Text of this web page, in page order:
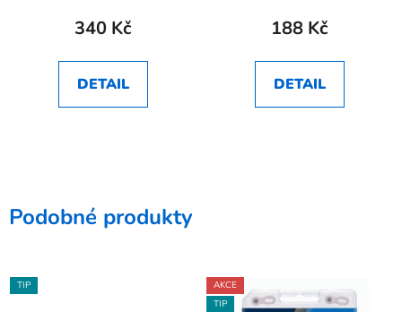
340 Kč
DETAIL
188 Kč
DETAIL
Podobné produkty
TIP
AKCE
TIP